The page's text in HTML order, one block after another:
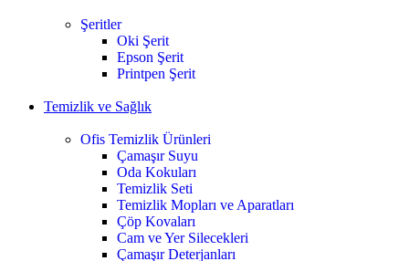
Şeritler
Oki Şerit
Epson Şerit
Printpen Şerit
Temizlik ve Sağlık
Ofis Temizlik Ürünleri
Çamaşır Suyu
Oda Kokuları
Temizlik Seti
Temizlik Mopları ve Aparatları
Çöp Kovaları
Cam ve Yer Silecekleri
Çamaşır Deterjanları